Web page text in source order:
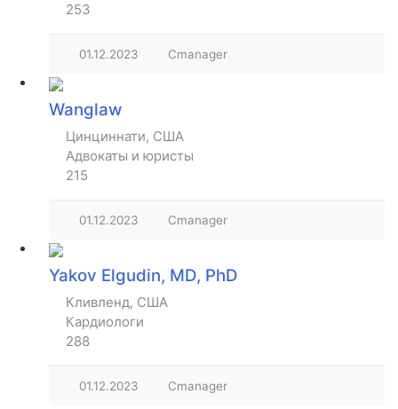
253
01.12.2023 Cmanager
Wanglaw
Цинциннати, США
Адвокаты и юристы
215
01.12.2023 Cmanager
Yakov Elgudin, MD, PhD
Кливленд, США
Кардиологи
288
01.12.2023 Cmanager